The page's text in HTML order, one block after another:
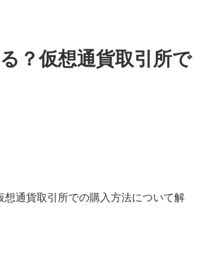
？仮想通貨取引所で
通貨取引所での購入方法について解